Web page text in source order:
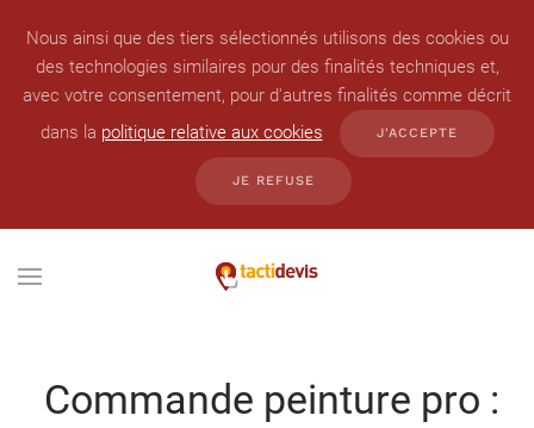
Nous ainsi que des tiers sélectionnés utilisons des cookies ou
des technologies similaires pour des finalités techniques et,
avec votre consentement, pour d'autres finalités comme décrit
dans la politique relative aux cookies J'ACCEPTE
JE REFUSE
Commande peinture pro :